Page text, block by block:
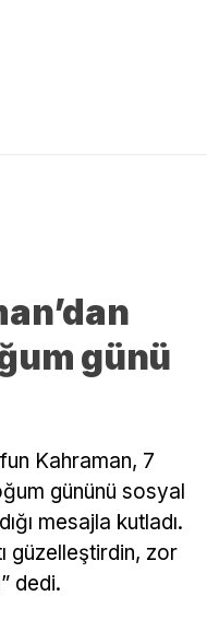
günü
Kahraman, 7
gününü sosyal
mesajla kutladı.
güzelleştirdin, zor
dedi.